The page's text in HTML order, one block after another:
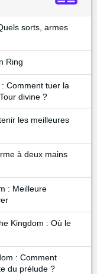
sorts, armes
Ring
Comment tuer la
divine ?
les meilleures
à deux mains
: Meilleure
Kingdom : Où le
: Comment
du prélude ?